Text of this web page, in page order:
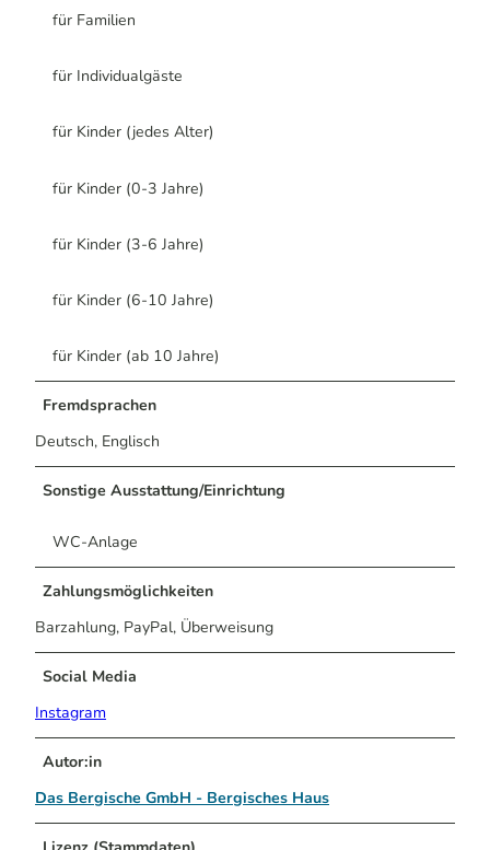
für Familien
für Individualgäste
für Kinder (jedes Alter)
für Kinder (0-3 Jahre)
für Kinder (3-6 Jahre)
für Kinder (6-10 Jahre)
für Kinder (ab 10 Jahre)
Fremdsprachen
Deutsch, Englisch
Sonstige Ausstattung/Einrichtung
WC-Anlage
Zahlungsmöglichkeiten
Barzahlung, PayPal, Überweisung
Social Media
Instagram
Autor:in
Das Bergische GmbH - Bergisches Haus